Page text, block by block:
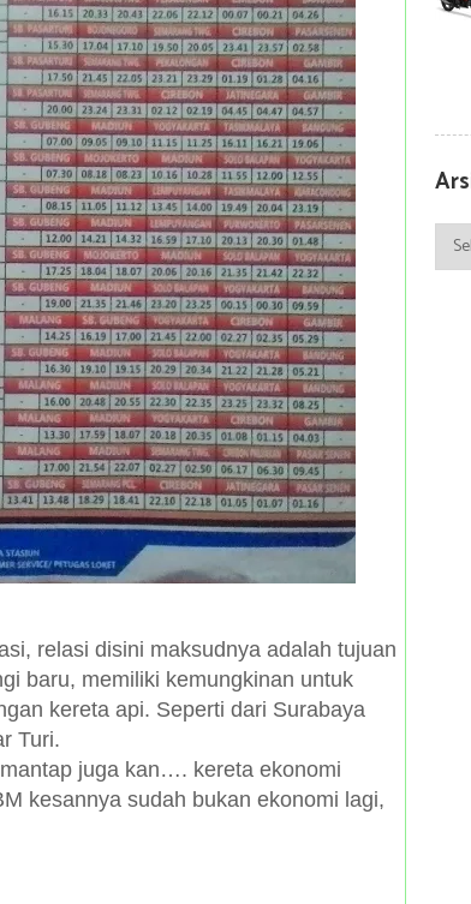
Arsip
relasi disini maksudnya adalah tujuan
baru, memiliki kemungkinan untuk
kereta api. Seperti dari Surabaya
Turi.
juga kan…. kereta ekonomi
kesannya sudah bukan ekonomi lagi,